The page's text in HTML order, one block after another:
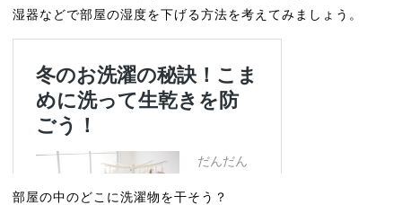
湿器などで部屋の湿度を下げる方法を考えてみましょう。
部屋の中のどこに洗濯物を干そう？